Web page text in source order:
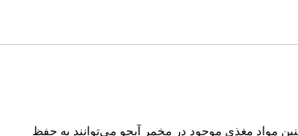
مواد مغذی موجود در مخمر آبجو می‌توانند به حفظ